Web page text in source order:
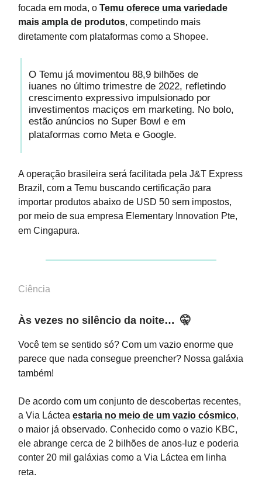
focada em moda, o Temu oferece uma variedade
mais ampla de produtos, competindo mais
diretamente com plataformas como a Shopee.
O Temu já movimentou 88,9 bilhões de
iuanes no último trimestre de 2022, refletindo
crescimento expressivo impulsionado por
investimentos maciços em marketing. No bolo,
estão anúncios no Super Bowl e em
plataformas como Meta e Google.
A operação brasileira será facilitada pela J&T Express
Brazil, com a Temu buscando certificação para
importar produtos abaixo de USD 50 sem impostos,
por meio de sua empresa Elementary Innovation Pte,
em Cingapura.
Ciência
Às vezes no silêncio da noite… 🤫
Você tem se sentido só? Com um vazio enorme que
parece que nada consegue preencher? Nossa galáxia
também!
De acordo com um conjunto de descobertas recentes,
a Via Láctea estaria no meio de um vazio cósmico,
o maior já observado. Conhecido como o vazio KBC,
ele abrange cerca de 2 bilhões de anos-luz e poderia
conter 20 mil galáxias como a Via Láctea em linha
reta.